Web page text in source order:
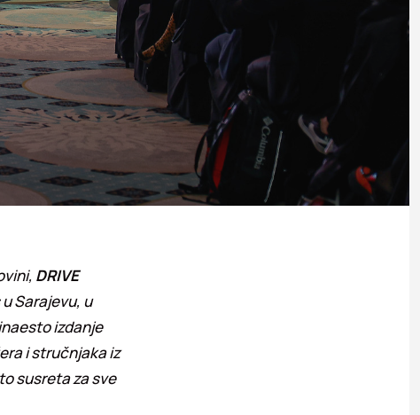
DRIVE
Sarajevu, u
izdanje
i stručnjaka iz
susreta za sve